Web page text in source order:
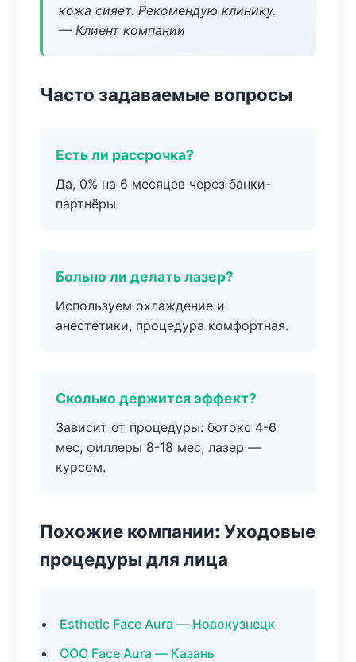
кожа сияет. Рекомендую клинику.
— Клиент компании
Часто задаваемые вопросы
Есть ли рассрочка?
Да, 0% на 6 месяцев через банки-
партнёры.
Больно ли делать лазер?
Используем охлаждение и
анестетики, процедура комфортная.
Сколько держится эффект?
Зависит от процедуры: ботокс 4-6
мес, филлеры 8-18 мес, лазер —
курсом.
Похожие компании: Уходовые
процедуры для лица
Esthetic Face Aura — Новокузнецк
ООО Face Aura — Казань